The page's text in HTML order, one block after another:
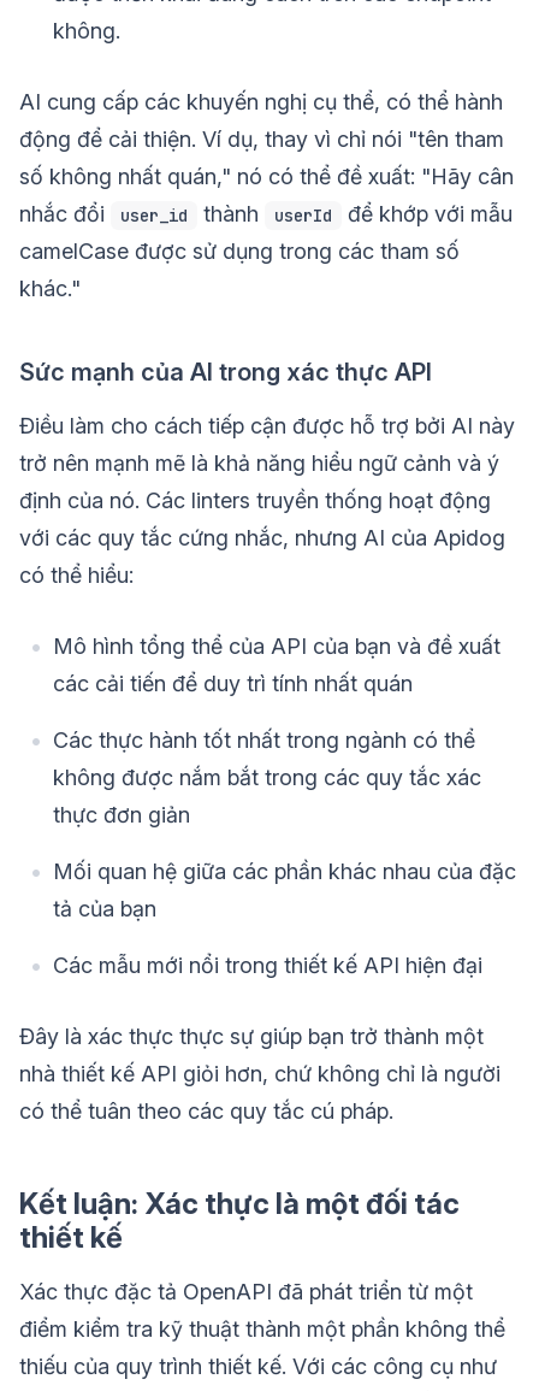
không.
AI cung cấp các khuyến nghị cụ thể, có thể hành
động để cải thiện. Ví dụ, thay vì chỉ nói "tên tham
số không nhất quán," nó có thể đề xuất: "Hãy cân
nhắc đổi
user_id thành userId
để khớp với mẫu
camelCase được sử dụng trong các tham số
khác."
Sức mạnh của AI trong xác thực API
Điều làm cho cách tiếp cận được hỗ trợ bởi AI này
trở nên mạnh mẽ là khả năng hiểu ngữ cảnh và ý
định của nó. Các linters truyền thống hoạt động
với các quy tắc cứng nhắc, nhưng AI của Apidog
có thể hiểu:
Mô hình tổng thể của API của bạn và đề xuất
các cải tiến để duy trì tính nhất quán
Các thực hành tốt nhất trong ngành có thể
không được nắm bắt trong các quy tắc xác
thực đơn giản
Mối quan hệ giữa các phần khác nhau của đặc
tả của bạn
Các mẫu mới nổi trong thiết kế API hiện đại
Đây là xác thực thực sự giúp bạn trở thành một
nhà thiết kế API giỏi hơn, chứ không chỉ là người
có thể tuân theo các quy tắc cú pháp.
Kết luận: Xác thực là một đối tác
thiết kế
Xác thực đặc tả OpenAPI đã phát triển từ một
điểm kiểm tra kỹ thuật thành một phần không thể
thiếu của quy trình thiết kế. Với các công cụ như